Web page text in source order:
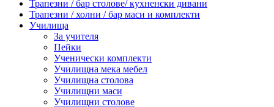
Трапезни / бар столове/ кухненски дивани
Трапезни / холни / бар маси и комплекти
Училища
За учителя
Пейки
Ученически комплекти
Училищна мека мебел
Училищна столова
Училищни маси
Училищни столове